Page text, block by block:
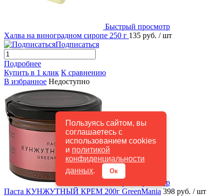
Пользуясь сайтом, вы
соглашаетесь с
использованием cookies
и политикой
конфиденциальности
данных. Ок
Быстрый просмотр
Халва на виноградном сиропе 250 г 135 руб. / шт
Подписаться
Подробнее
Купить в 1 клик К сравнению
В избранное Недоступно
Быстрый просмотр
Паста КУНЖУТНЫЙ КРЕМ 200г GreenMania 398 руб. / шт